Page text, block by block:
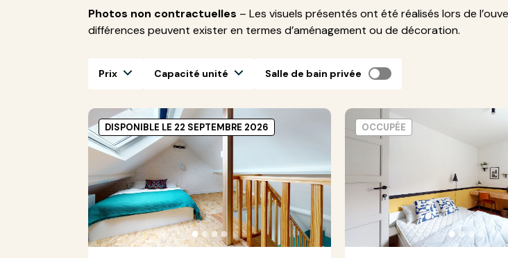
Photos non contractuelles – Les visuels présentés ont été réalisés lors de
différences peuvent exister en termes d’aménagement ou de décoration.
Prix Capacité unité Salle de bain privée
●●●●
DISPONIBLE LE 22 SEPTEMBRE 2026
●●●●
OCCUPÉE